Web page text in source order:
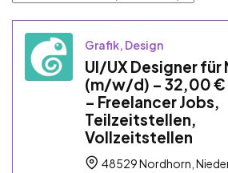
Grafik, Design
UI/UX Designer für
(m/w/d) – 32,00 €
– Freelancer Jobs,
Teilzeitstellen,
Vollzeitstellen
48529 Nordhorn,